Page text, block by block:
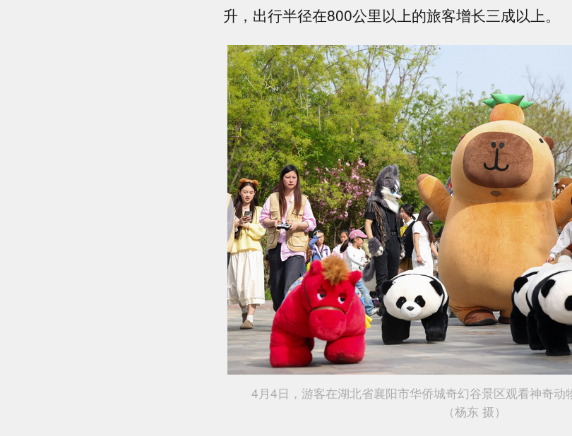
升，出行半径在800公里以上的旅客增长三成以上。
4月4日，游客在湖北省襄阳市华侨城奇幻谷景区观看神奇动
（杨东 摄）